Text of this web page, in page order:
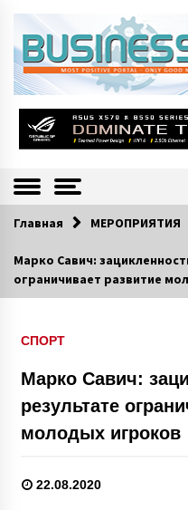
экономической и
Главная МЕРОПРИЯТИЯ
Марко Савич:
ограничивает развитие
СПОРТ
Марко Савич:
результате
молодых игроков
22.08.2020